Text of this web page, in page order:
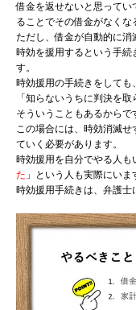
借金を返せないと思って
ることでその借金がなくな
ただし、借金が自動的に消
時効を援用するという手
す。
時効援用の手続きをしても
「知らないうちに判決を
そういうこともあるからで
この場合には、時効消滅せ
ていく必要があります。
時効援用を自分でやる人も
た 」という 人も実際にいま
時効援用手続きは、弁護士